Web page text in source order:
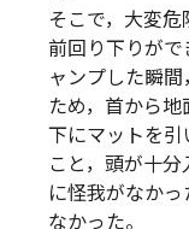
そこで，大変危
前回り下りがで
ャンプした瞬
ため，首から地
下にマットを引
こと，頭が十
に怪我がなか
なかった。